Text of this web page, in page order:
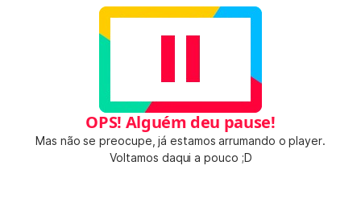
OPS! Alguém deu pause!
Mas não se preocupe, já estamos arrumando o player.
Voltamos daqui a pouco ;D